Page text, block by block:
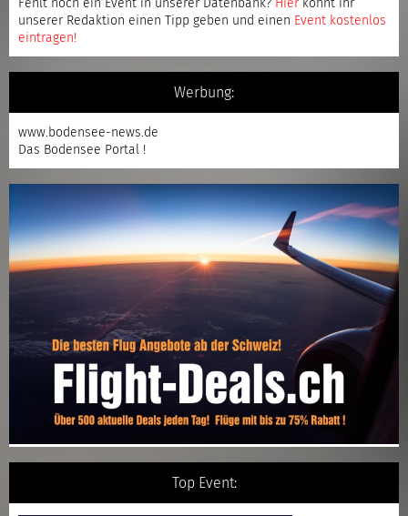
Fehlt noch ein Event in unserer Datenbank? Hier könnt ihr
unserer Redaktion einen Tipp geben und einen Event kostenlos
eintragen!
Werbung:
www.bodensee-news.de
Das Bodensee Portal !
Top Event: